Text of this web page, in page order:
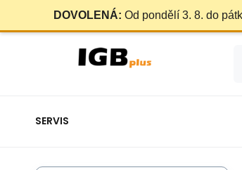
DOVOLENÁ: Od pondělí 3. 8. do
SERVIS